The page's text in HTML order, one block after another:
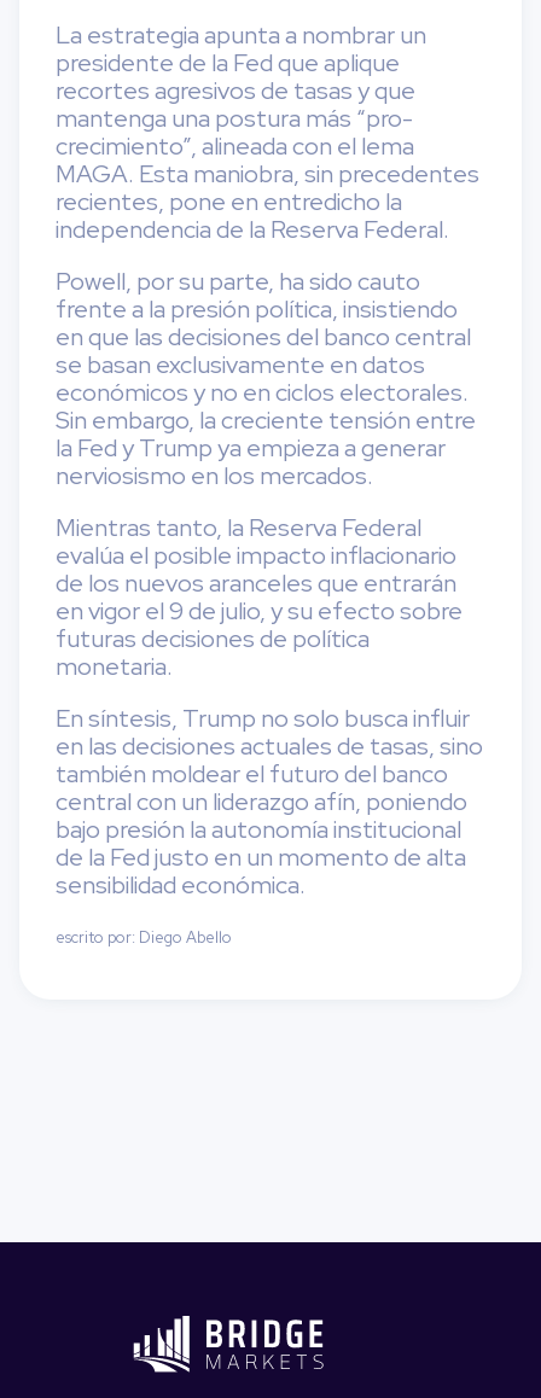
La estrategia apunta a nombrar un
presidente de la Fed que aplique
recortes agresivos de tasas y que
mantenga una postura más “pro-
crecimiento”, alineada con el lema
MAGA. Esta maniobra, sin precedentes
recientes, pone en entredicho la
independencia de la Reserva Federal.
Powell, por su parte, ha sido cauto
frente a la presión política, insistiendo
en que las decisiones del banco central
se basan exclusivamente en datos
económicos y no en ciclos electorales.
Sin embargo, la creciente tensión entre
la Fed y Trump ya empieza a generar
nerviosismo en los mercados.
Mientras tanto, la Reserva Federal
evalúa el posible impacto inflacionario
de los nuevos aranceles que entrarán
en vigor el 9 de julio, y su efecto sobre
futuras decisiones de política
monetaria.
En síntesis, Trump no solo busca influir
en las decisiones actuales de tasas, sino
también moldear el futuro del banco
central con un liderazgo afín, poniendo
bajo presión la autonomía institucional
de la Fed justo en un momento de alta
sensibilidad económica.
escrito por: Diego Abello